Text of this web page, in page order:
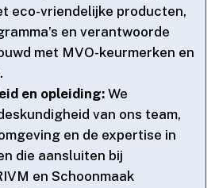
eco-vriendelijke producten,
en verantwoorde
met MVO-keurmerken en
en opleiding: We
van ons team,
en de expertise in
die aansluiten bij
en Schoonmaak